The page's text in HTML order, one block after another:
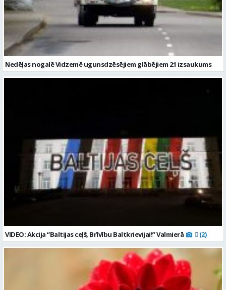
Nedēļas nogalē Vidzemē ugunsdzēsējiem glābējiem 21 izsaukums
VIDEO: Akcija “Baltijas ceļš, Brīvību Baltkrievijai!” Valmierā (2)